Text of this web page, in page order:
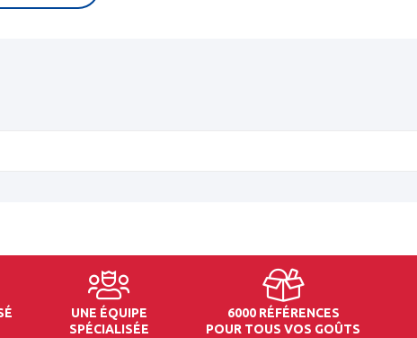
UNE ÉQUIPE
SPÉCIALISÉE
6000 RÉFÉRENCES
POUR TOUS VOS GOÛTS